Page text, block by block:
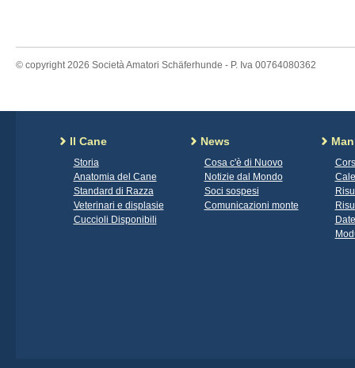
© copyright 2026 Società Amatori Schäferhunde - P. Iva 00764080362
Il Cane
Storia
Anatomia del Cane
Standard di Razza
Veterinari e displasie
Cuccioli Disponibili
News
Cosa c'è di Nuovo
Notizie dal Mondo
Soci sospesi
Comunicazioni monte